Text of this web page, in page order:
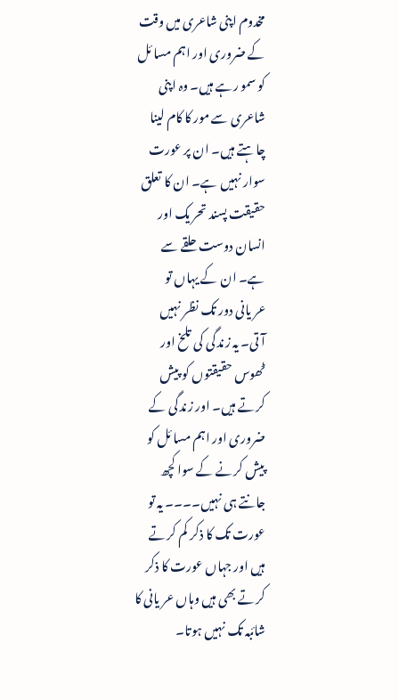
مخدوم اپنی شاعری میں وقت
کے ضروری اور اہم مسائل
کو سمو رہے ہیں۔ وہ اپنی
شاعری سے مور کا کام لینا
چاہتے ہیں۔ ان پر عورت
سوار نہیں ہے۔ ان کا تعلق
حقیقت پسند تحریک اور
انسان دوست حلقے سے
ہے۔ ان کے یہاں تو
عریانی دور تک نظر نہیں
آتی۔ یہ زندگی کی تلخ اور
ٹھوس حقیقتوں کو پیش
کرتے ہیں۔ اور زندگی کے
ضروری اور اہم مسائل کو
پیش کرنے کے سوا کچھ
جانتے ہی نہیں۔۔۔۔ یہ تو
عورت تک کا ذکر کم کرتے
ہیں اور جہاں عورت کا ذکر
کرتے بھی ہیں وہاں عریانی کا
شائبہ تک نہیں ہوتا۔